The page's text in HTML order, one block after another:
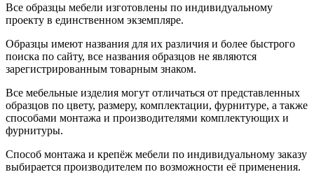
Все образцы мебели изготовлены по индивидуальному
проекту в единственном экземпляре.
Образцы имеют названия для их различия и более быстрого
поиска по сайту, все названия образцов не являются
зарегистрированным товарным знаком.
Все мебельные изделия могут отличаться от представленных
образцов по цвету, размеру, комплектации, фурнитуре, а также
способами монтажа и производителями комплектующих и
фурнитуры.
Способ монтажа и крепёж мебели по индивидуальному заказу
выбирается производителем по возможности её применения.